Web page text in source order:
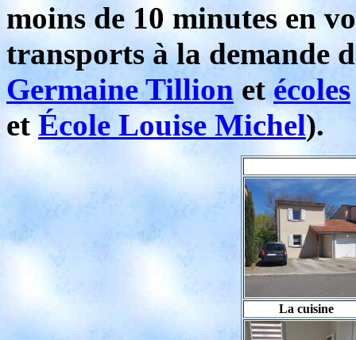
moins de 10 minutes en
transports à la demande
Germaine Tillionet écoles
etÉcole Louise Michel).
La cuisine